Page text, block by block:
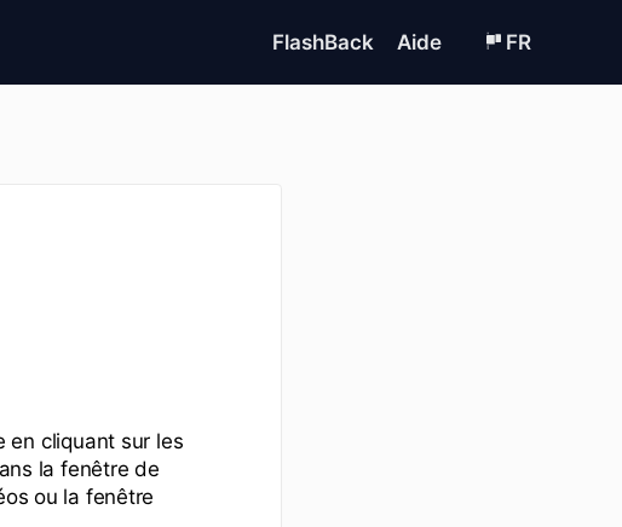
FlashBack Aide FR
en cliquant sur les
la fenêtre de
ou la fenêtre